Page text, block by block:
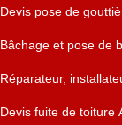
Devis pose de
Bâchage et pose de
Réparateur,
Devis fuite de toiture